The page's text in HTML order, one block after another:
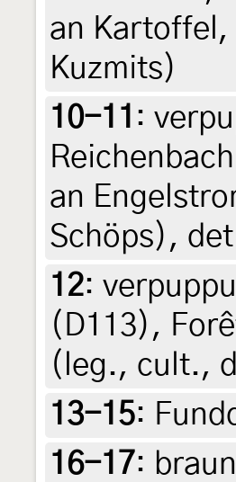
an Kartoffel,
Kuzmits)
10-11 :
an
Schöps),
12:
(D113),
(leg., cult.,
13-15:
16-17: